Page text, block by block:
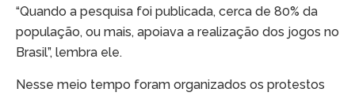
“Quando a pesquisa foi publicada, cerca de 80% da
população, ou mais, apoiava a realização dos jogos no
Brasil”, lembra ele.
Nesse meio tempo foram organizados os protestos